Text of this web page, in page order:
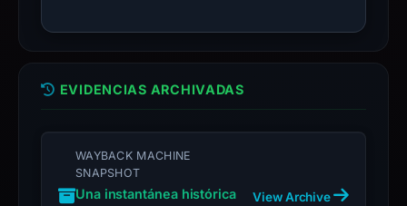
EVIDENCIAS ARCHIVADAS
WAYBACK MACHINE
SNAPSHOT
Una instantánea histórica
View Archive